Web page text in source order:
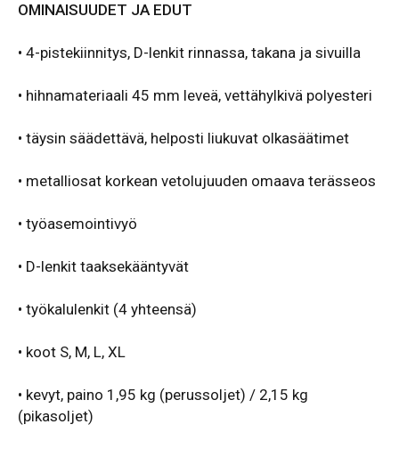
OMINAISUUDET JA EDUT
• 4-pistekiinnitys, D-lenkit rinnassa, takana ja sivuilla
• hihnamateriaali 45 mm leveä, vettähylkivä polyesteri
• täysin säädettävä, helposti liukuvat olkasäätimet
• metalliosat korkean vetolujuuden omaava terässeos
• työasemointivyö
• D-lenkit taaksekääntyvät
• työkalulenkit (4 yhteensä)
• koot S, M, L, XL
• kevyt, paino 1,95 kg (perussoljet) / 2,15 kg
(pikasoljet)